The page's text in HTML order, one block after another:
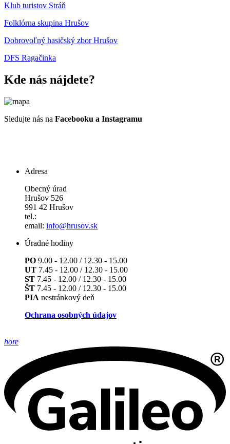
Klub turistov Stráň
Folklórna skupina Hrušov
Dobrovoľný hasičský zbor Hrušov
DFS Ragačinka
Kde nás nájdete?
Sledujte nás na Facebooku a Instagramu
Adresa
Obecný úrad
Hrušov 526
991 42 Hrušov
tel.:
email: info@hrusov.sk
Úradné hodiny
PO 9.00 - 12.00 / 12.30 - 15.00
UT 7.45 - 12.00 / 12.30 - 15.00
ST 7.45 - 12.00 / 12.30 - 15.00
ŠT 7.45 - 12.00 / 12.30 - 15.00
PIA nestránkový deň
Ochrana osobných údajov
hore